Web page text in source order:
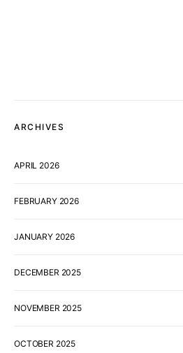
ARCHIVES
APRIL 2026
FEBRUARY 2026
JANUARY 2026
DECEMBER 2025
NOVEMBER 2025
OCTOBER 2025